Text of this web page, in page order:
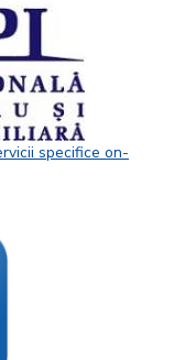
specifice on-